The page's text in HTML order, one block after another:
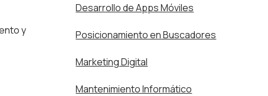
y
Desarrollo de Apps Móviles
Posicionamiento en Buscadores
Marketing Digital
Mantenimiento Informático